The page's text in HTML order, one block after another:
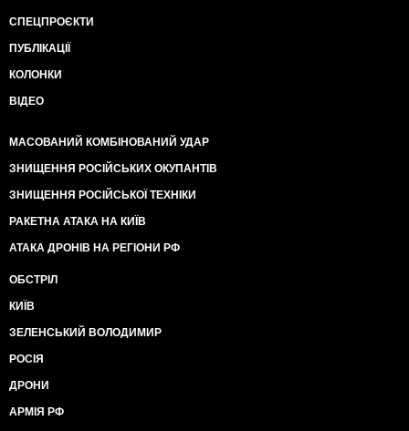
СПЕЦПРОЄКТИ
ПУБЛІКАЦІЇ
КОЛОНКИ
ВІДЕО
МАСОВАНИЙ КОМБІНОВАНИЙ УДАР
ЗНИЩЕННЯ РОСІЙСЬКИХ ОКУПАНТІВ
ЗНИЩЕННЯ РОСІЙСЬКОЇ ТЕХНІКИ
РАКЕТНА АТАКА НА КИЇВ
АТАКА ДРОНІВ НА РЕГІОНИ РФ
ОБСТРІЛ
КИЇВ
ЗЕЛЕНСЬКИЙ ВОЛОДИМИР
РОСІЯ
ДРОНИ
АРМІЯ РФ